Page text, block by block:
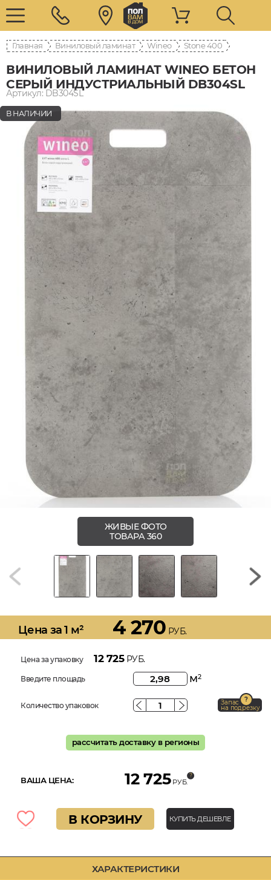
Главная Виниловый ламинат Wineo 400 Stone
ВИНИЛОВЫЙ ЛАМИНАТ WINEO БЕТОН
СЕРЫЙ ИНДУСТРИАЛЬНЫЙ DB304SL
Артикул: DB304SL
ХАРАКТЕРИСТИКИ
В НАЛИЧИИ
ЖИВЫЕ ФОТО
ТОВАРА 360
Цена за 1 м² 4 270 РУБ.
Цена за упаковку 12 725РУБ.
Введите площадь м2
Количество упаковок Запас
на подрезку
рассчитать доставку в регионы
ВАША ЦЕНА: 12 725 РУБ.
В КОРЗИНУ КУПИТЬ ДЕШЕВЛЕ